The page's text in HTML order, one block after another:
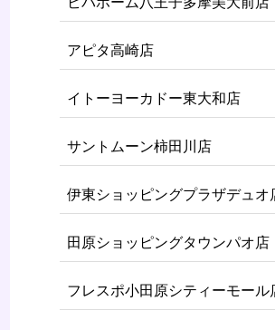
アピタ高崎店
イトーヨーカドー東大和店
サントムーン柿田川店
伊東ショッピングプラザデュオ
田原ショッピングタウンパオ店
フレスポ小田原シティーモール